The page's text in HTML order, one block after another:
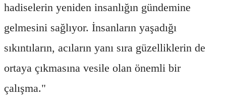
hadiselerin yeniden insanlığın gündemine
gelmesini sağlıyor. İnsanların yaşadığı
sıkıntıların, acıların yanı sıra güzelliklerin de
ortaya çıkmasına vesile olan önemli bir
çalışma."